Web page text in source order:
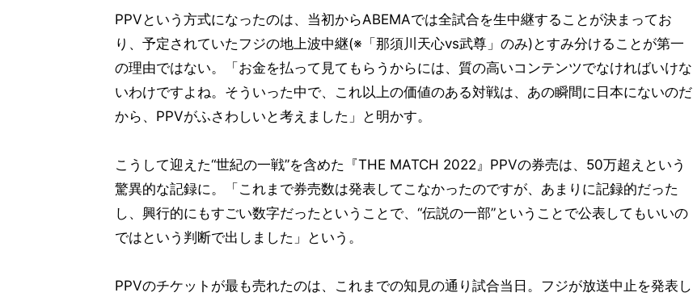
PPVという方式になったのは、当初からABEMAでは全試合を生中継することが決まってお
り、予定されていたフジの地上波中継(※「那須川天心vs武尊」のみ)とすみ分けることが第一
の理由ではない。「お金を払って見てもらうからには、質の高いコンテンツでなければいけな
いわけですよね。そういった中で、これ以上の価値のある対戦は、あの瞬間に日本にないのだ
から、PPVがふさわしいと考えました」と明かす。
こうして迎えた“世紀の一戦”を含めた『THE MATCH 2022』PPVの券売は、50万超えという
驚異的な記録に。「これまで券売数は発表してこなかったのですが、あまりに記録的だった
し、興行的にもすごい数字だったということで、“伝説の一部”ということで公表してもいいの
ではという判断で出しました」という。
PPVのチケットが最も売れたのは、これまでの知見の通り試合当日。フジが放送中止を発表し